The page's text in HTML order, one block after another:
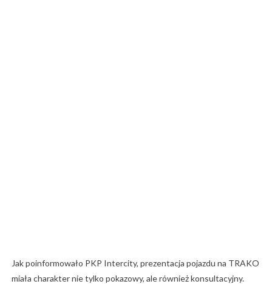
Jak poinformowało PKP Intercity, prezentacja pojazdu na TRAKO
miała charakter nie tylko pokazowy, ale również konsultacyjny.